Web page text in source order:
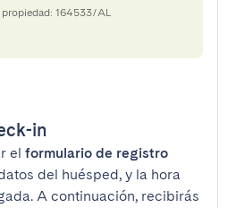
propiedad: 164533/AL
in
el formulario de registro
del huésped, y la hora
A continuación, recibirás